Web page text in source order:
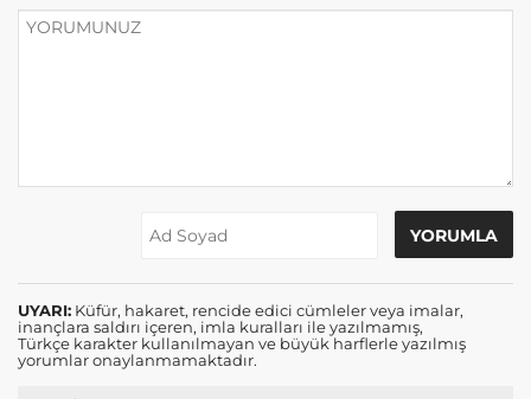
UYARI: Küfür, hakaret, rencide edici cümleler veya imalar,
inançlara saldırı içeren, imla kuralları ile yazılmamış,
Türkçe karakter kullanılmayan ve büyük harflerle yazılmış
yorumlar onaylanmamaktadır.